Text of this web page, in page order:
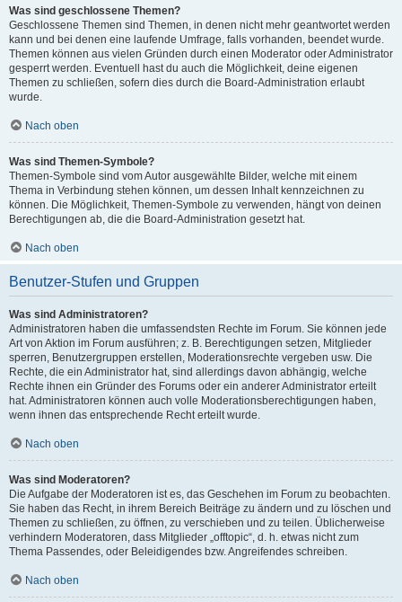
Was sind geschlossene Themen?
Geschlossene Themen sind Themen, in denen nicht mehr geantwortet werden
kann und bei denen eine laufende Umfrage, falls vorhanden, beendet wurde.
Themen können aus vielen Gründen durch einen Moderator oder Administrator
gesperrt werden. Eventuell hast du auch die Möglichkeit, deine eigenen
Themen zu schließen, sofern dies durch die Board-Administration erlaubt
wurde.
Nach oben
Was sind Themen-Symbole?
Themen-Symbole sind vom Autor ausgewählte Bilder, welche mit einem
Thema in Verbindung stehen können, um dessen Inhalt kennzeichnen zu
können. Die Möglichkeit, Themen-Symbole zu verwenden, hängt von deinen
Berechtigungen ab, die die Board-Administration gesetzt hat.
Nach oben
Benutzer-Stufen und Gruppen
Was sind Administratoren?
Administratoren haben die umfassendsten Rechte im Forum. Sie können jede
Art von Aktion im Forum ausführen; z. B. Berechtigungen setzen, Mitglieder
sperren, Benutzergruppen erstellen, Moderationsrechte vergeben usw. Die
Rechte, die ein Administrator hat, sind allerdings davon abhängig, welche
Rechte ihnen ein Gründer des Forums oder ein anderer Administrator erteilt
hat. Administratoren können auch volle Moderationsberechtigungen haben,
wenn ihnen das entsprechende Recht erteilt wurde.
Nach oben
Was sind Moderatoren?
Die Aufgabe der Moderatoren ist es, das Geschehen im Forum zu beobachten.
Sie haben das Recht, in ihrem Bereich Beiträge zu ändern und zu löschen und
Themen zu schließen, zu öffnen, zu verschieben und zu teilen. Üblicherweise
verhindern Moderatoren, dass Mitglieder „offtopic“, d. h. etwas nicht zum
Thema Passendes, oder Beleidigendes bzw. Angreifendes schreiben.
Nach oben